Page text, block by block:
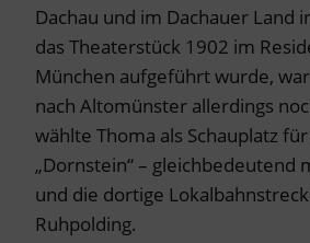
Dachau und im Dachauer Land
das Theaterstück 1902 im
München aufgeführt wurde,
nach Altomünster allerdings
wählte Thoma als Schauplatz
„Dornstein“ – gleichbedeutend
und die dortige
Ruhpolding.